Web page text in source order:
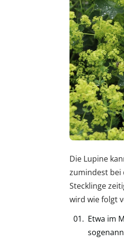
Die Lupine
zumindest bei
Stecklinge
wird wie folgt
Etwa im